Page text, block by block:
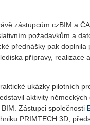
zá­stup­cům czBIM a
po­ža­dav­kům a
před­náš­ky pak
pří­pra­vy, re­a­li­za­ce
ukáz­ky pi­lot­ních
ak­ti­vi­ty
Zá­stup­ci spo­leč­nos­ti
PRIM­TECH 3D,